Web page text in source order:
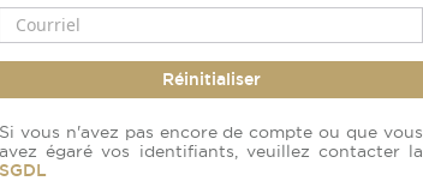
Réinitialiser
Si vous n'avez pas encore de compte ou que vous
avez égaré vos identifiants, veuillez contacter la
SGDL